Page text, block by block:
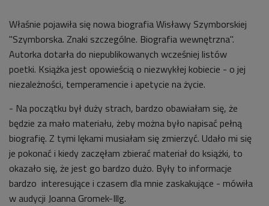
Właśnie pojawiła się nowa biografia Wisławy Szymborskiej
"Szymborska. Znaki szczególne. Biografia wewnętrzna".
Autorka dotarła do niepublikowanych wcześniej listów
poetki. Książka jest opowieścią o niezwykłej kobiecie - o jej
niezależności, temperamencie i apetycie na życie.
- Na początku był duży strach, bardzo obawiałam się, że
będzie za mało materiału, żeby można było napisać pełną
biografię. Z tymi lękami musiałam się zmierzyć. Udało mi się
je pokonać i kiedy zaczęłam zbierać materiał do książki, to
okazało się, że jest go bardzo dużo. Były to informacje
bardzo interesujące i czasem dla mnie zaskakujące - mówiła
w audycji Joanna Gromek-Illg.